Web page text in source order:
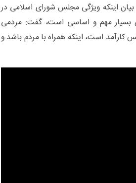
بیان اینکه ویژگی مجلس شورای اسلامی در
مهم و اساسی است، گفت: مردمی
است، اینکه همراه با مردم باشد و